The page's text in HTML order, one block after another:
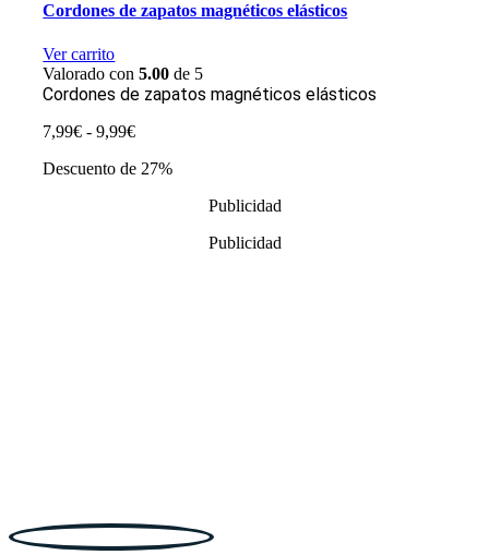
Cordones de zapatos magnéticos elásticos
Ver carrito
Valorado con5.00 de 5
Cordones de zapatos magnéticos elásticos
7,99€ - 9,99€Rango
precios:
Descuento de 27%
Publicidad
Publicidad